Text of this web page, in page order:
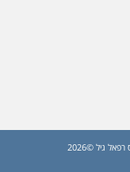
כל הזכויות שמורות לאיגוד המהנדסים והמהנדס רפאל גיל ©2026